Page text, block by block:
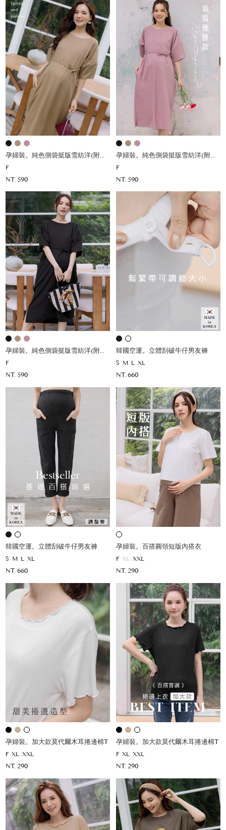
孕婦裝。純色側袋挺版雪紡洋(附綁帶)
F
NT. 590
孕婦裝。純色側袋挺版雪紡洋(附綁帶)
F
NT. 590
孕婦裝。純色側袋挺版雪紡洋(附綁帶)
F
NT. 590
韓國空運。立體刮破牛仔男友褲
S M L XL
NT. 660
韓國空運。立體刮破牛仔男友褲
S M L XL
NT. 660
孕婦裝。百搭圓領短版內搭衣
F XL XXL
NT. 290
孕婦裝。加大款莫代爾木耳捲邊棉T
F XL XXL
NT. 290
孕婦裝。加大款莫代爾木耳捲邊棉T
F XL XXL
NT. 290